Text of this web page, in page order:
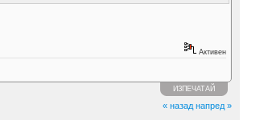
Активен
ИЗПЕЧАТАЙ
« назад напред »